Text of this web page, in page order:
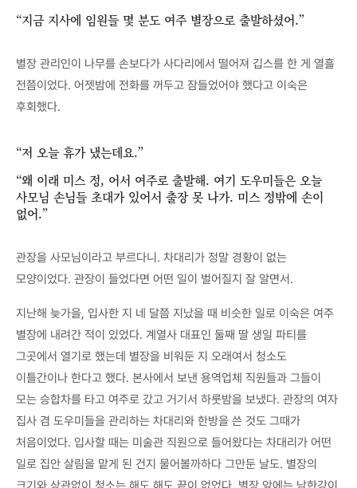
“지금 지사에 임원들 몇 분도 여주 별장으로 출발하셨어.”
별장 관리인이 나무를 손보다가 사다리에서 떨어져 깁스를 한 게 열흘
전쯤이었다. 어젯밤에 전화를 꺼두고 잠들었어야 했다고 이숙은
후회했다.
“저 오늘 휴가 냈는데요.”
“왜 이래 미스 정, 어서 여주로 출발해. 여기 도우미들은 오늘
사모님 손님들 초대가 있어서 출장 못 나가. 미스 정밖에 손이
없어.”
관장을 사모님이라고 부르다니. 차대리가 정말 경황이 없는
모양이었다. 관장이 들었다면 어떤 일이 벌어질지 잘 알면서.
지난해 늦가을, 입사한 지 네 달쯤 지났을 때 비슷한 일로 이숙은 여주
별장에 내려간 적이 있었다. 계열사 대표인 둘째 딸 생일 파티를
그곳에서 열기로 했는데 별장을 비워둔 지 오래여서 청소도
이틀간이나 한다고 했다. 본사에서 보낸 용역업체 직원들과 그들이
모는 승합차를 타고 여주로 갔고 거기서 하룻밤을 보냈다. 관장의 여자
집사 겸 도우미들을 관리하는 차대리와 한방을 쓴 것도 그때가
처음이었다. 입사할 때는 미술관 직원으로 들어왔다는 차대리가 어떤
일로 집안 살림을 맡게 된 건지 물어볼까하다 그만둔 날도. 별장의